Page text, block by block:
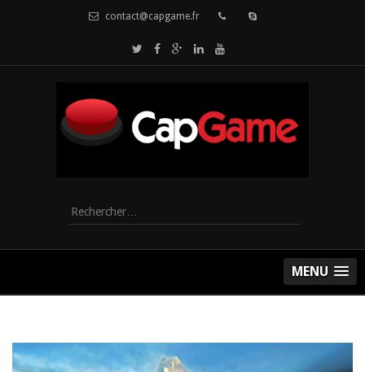
contact@capgame.fr
Rechercher :
MENU